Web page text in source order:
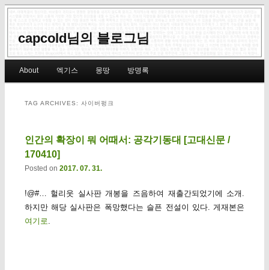
capcold님의 블로그님
Skip to primary content
Skip to secondary content
About 엑기스 몽땅 방명록
TAG ARCHIVES: 사이버펑크
인간의 확장이 뭐 어때서: 공각기동대 [고대신문 /
170410]
Posted on 2017. 07. 31.
!@#… 헐리웃 실사판 개봉을 즈음하여 재출간되었기에 소개.
하지만 해당 실사판은 폭망했다는 슬픈 전설이 있다. 게재본은
여기로